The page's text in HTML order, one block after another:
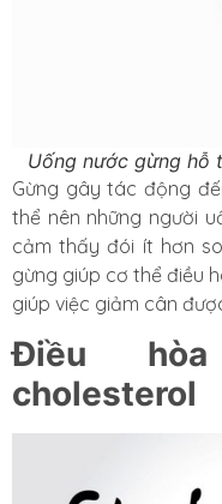
Uống nước gừng hỗ
Gừng gây tác động
thể nên những người
cảm thấy đói ít hơn
gừng giúp cơ thể điều
giúp việc giảm cân
Điều
cholesterol